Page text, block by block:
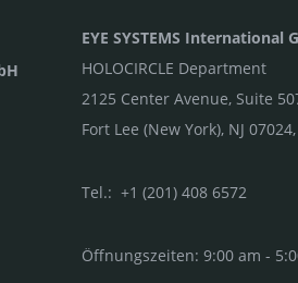
EYE SYSTEMS International
HOLOCIRCLE Department
2125 Center Avenue, Suite
Fort Lee (New York), NJ
Tel.: +1 (201) 408 6572
Öffnungszeiten: 9:00 am -